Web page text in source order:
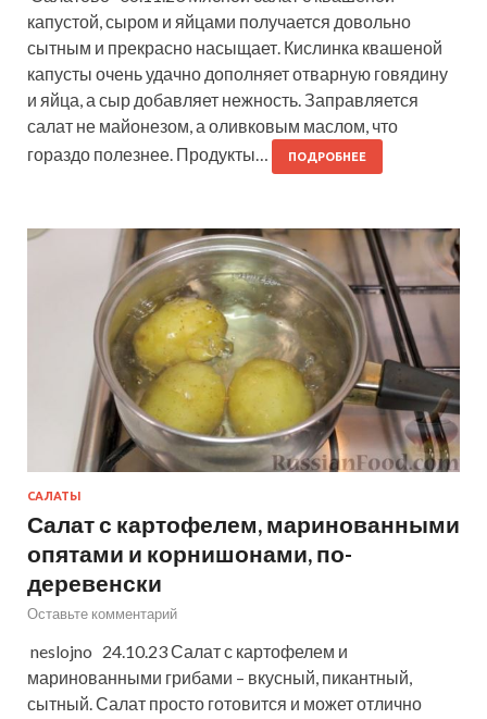
капустой, сыром и яйцами получается довольно
сытным и прекрасно насыщает. Кислинка квашеной
капусты очень удачно дополняет отварную говядину
и яйца, а сыр добавляет нежность. Заправляется
салат не майонезом, а оливковым маслом, что
гораздо полезнее. Продукты…
ПОДРОБНЕЕ
САЛАТЫ
Салат с картофелем, маринованными
опятами и корнишонами, по-
деревенски
Оставьте комментарий
neslojno 24.10.23 Салат с картофелем и
маринованными грибами – вкусный, пикантный,
сытный. Салат просто готовится и может отлично